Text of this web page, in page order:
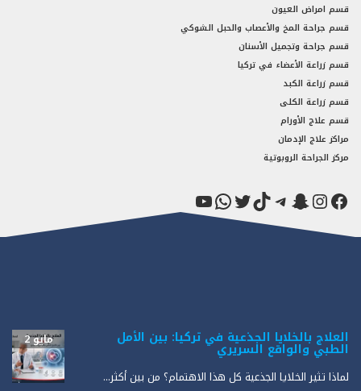
قسم امراض العيون
قسم جراحة المخ والأعصاب والحبل الشوكي
قسم جراحة وتجميل الأسنان
قسم زراعة الأعضاء في تركيا
قسم زراعة الكبد
قسم زراعة الكلى
قسم علاج الأورام
مراكز علاج الإدمان
مركز الجراحة الروبوتية
فيسبوك
إنستجرام
سناب شاتتيليجرام
تيك توكتويترواتساب
يوتيوب
العلاج بالخلايا الجذعية في تركيا: بين الأمل
الطبي والواقع السريري
مايو 2
لماذا تثير الخلايا الجذعية كل هذا الاهتمام؟ من بين أكثر...